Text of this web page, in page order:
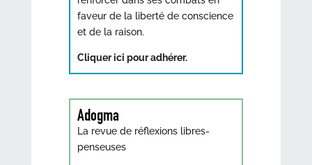
faveur de la liberté de conscience
et de la raison.
Cliquer ici pour adhérer.
Adogma
La revue de réflexions libres-
penseuses